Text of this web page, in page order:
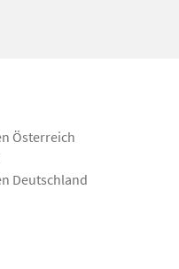
Österreich
Deutschland